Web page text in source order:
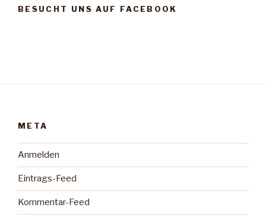
BESUCHT UNS AUF FACEBOOK
META
Anmelden
Eintrags-Feed
Kommentar-Feed